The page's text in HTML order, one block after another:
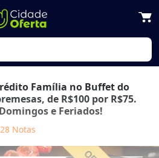
Família no Buffet do
de R$100 por R$75.
e Feriados!
Notas